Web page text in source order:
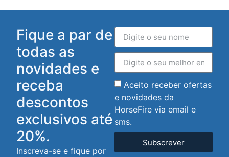
Fique a par de
todas as
novidades e
receba
descontos
exclusivos até
20%.
Inscreva-se e fique por
Aceito receber ofertas
e novidades da
HorseFire via email e
sms.
Subscrever